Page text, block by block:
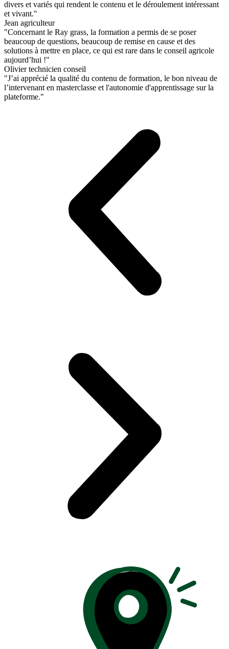
divers et variés qui rendent le contenu et le déroulement intéressant
et vivant."
Jean agriculteur
"Concernant le Ray grass, la formation a permis de se poser
beaucoup de questions, beaucoup de remise en cause et des
solutions à mettre en place, ce qui est rare dans le conseil agricole
aujourd’hui !"
Olivier technicien conseil
"J’ai apprécié la qualité du contenu de formation, le bon niveau de
l’intervenant en masterclasse et l'autonomie d'apprentissage sur la
plateforme."